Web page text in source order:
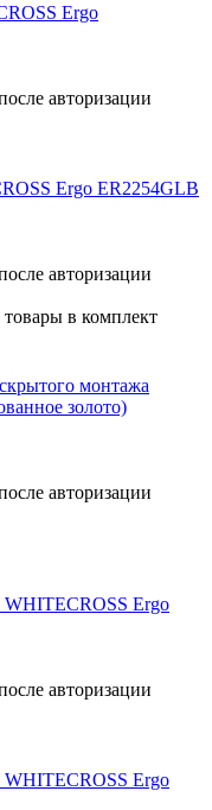
Ergo
авторизации
Ergo ER2254GLB
авторизации
в комплект
монтажа
золото)
авторизации
WHITECROSS Ergo
авторизации
WHITECROSS Ergo